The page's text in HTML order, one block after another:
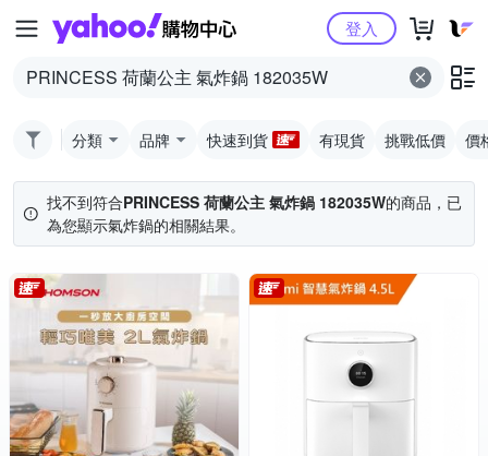
Yahoo購物中心登入
分類 品牌 快速到貨 有現貨 挑戰低價 價
找不到符合PRINCESS 荷蘭公主 氣炸鍋 182035W的商品，已
為您顯示氣炸鍋的相關結果。